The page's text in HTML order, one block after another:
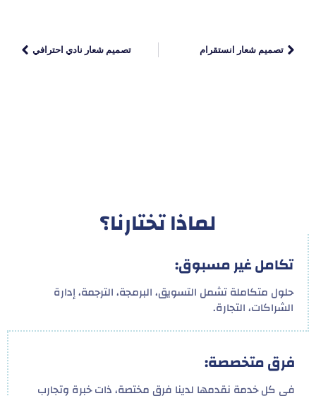
تصميم شعار انستقرام تصميم شعار نادي احترافي
لماذا تختارنا؟
تكامل غير مسبوق:
حلول متكاملة تشمل التسويق، البرمجة، الترجمة، إدارة
الشراكات، التجارة.
فرق متخصصة:
في كل خدمة نقدمها لدينا فرق مختصة، ذات خبرة وتجارب